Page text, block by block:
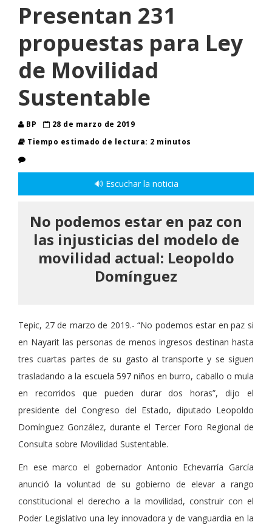
Presentan 231
propuestas para Ley
de Movilidad
Sustentable
BP
28 de marzo de 2019
Tiempo estimado de lectura: 2 minutos
🔊 Escuchar la noticia
No podemos estar en paz con
las injusticias del modelo de
movilidad actual: Leopoldo
Domínguez
Tepic, 27 de marzo de 2019.- “No podemos estar en paz si
en Nayarit las personas de menos ingresos destinan hasta
tres cuartas partes de su gasto al transporte y se siguen
trasladando a la escuela 597 niños en burro, caballo o mula
en recorridos que pueden durar dos horas”, dijo el
presidente del Congreso del Estado, diputado Leopoldo
Domínguez González, durante el Tercer Foro Regional de
Consulta sobre Movilidad Sustentable.
En ese marco el gobernador Antonio Echevarría García
anunció la voluntad de su gobierno de elevar a rango
constitucional el derecho a la movilidad, construir con el
Poder Legislativo una ley innovadora y de vanguardia en la